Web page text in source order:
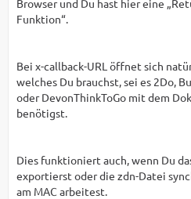
Funktion“.
Bei x-callback-URL öffnet sich
welches Du brauchst, sei es 2Do,
oder DevonThinkToGo mit dem
benötigst.
Dies funktioniert auch, wenn Du
exportierst oder die zdn-Datei
am MAC arbeitest.